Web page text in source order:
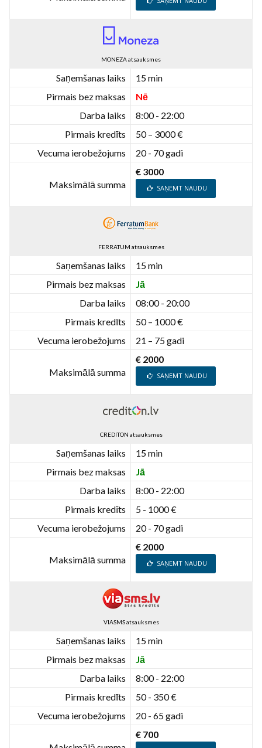
MONEZA atsauksmes
Saņemšanas laiks
15 min
Pirmais bez maksas
Nē
Darba laiks
8:00 - 22:00
Pirmais kredīts
50 – 3000 €
Vecuma ierobežojums
20 - 70 gadi
Maksimālā summa
€ 3000
SAŅEMT NAUDU
FERRATUM atsauksmes
Saņemšanas laiks
15 min
Pirmais bez maksas
Jā
Darba laiks
08:00 - 20:00
Pirmais kredīts
50 – 1000 €
Vecuma ierobežojums
21 – 75 gadi
Maksimālā summa
€ 2000
SAŅEMT NAUDU
CREDITON atsauksmes
Saņemšanas laiks
15 min
Pirmais bez maksas
Jā
Darba laiks
8:00 - 22:00
Pirmais kredīts
5 - 1000 €
Vecuma ierobežojums
20 - 70 gadi
Maksimālā summa
€ 2000
SAŅEMT NAUDU
VIASMS atsauksmes
Saņemšanas laiks
15 min
Pirmais bez maksas
Jā
Darba laiks
8:00 - 22:00
Pirmais kredīts
50 - 350 €
Vecuma ierobežojums
20 - 65 gadi
€ 700